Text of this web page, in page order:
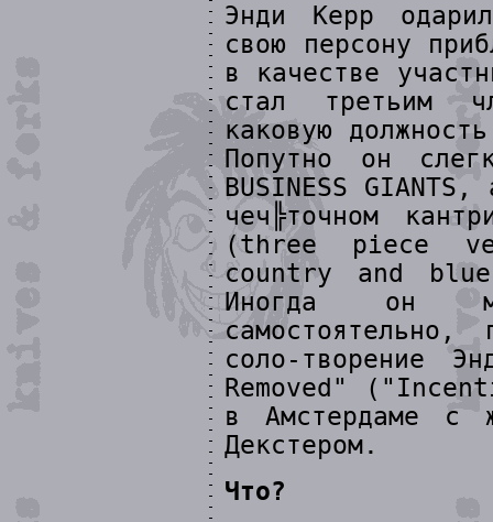
Энди Керр
свою персону
в качестве
стал третьим
каковую
Попутно он
BUSINESS
чеч╠точном
(three piece
country and
Иногда он
соло-творение
Removed"
в Амстердаме с
Декстером.
Что?